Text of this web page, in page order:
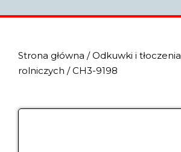
Strona główna /Odkuwki i tłoczenia
rolniczych / CH3-9198